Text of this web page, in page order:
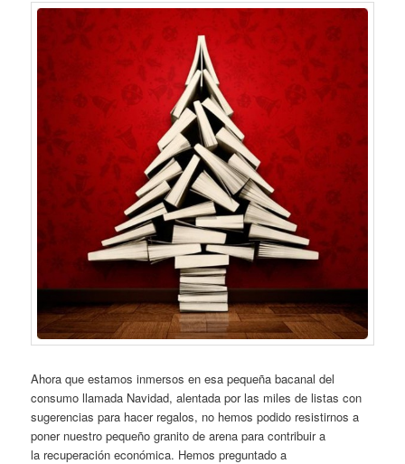
Ahora que estamos inmersos en esa pequeña bacanal del
consumo llamada Navidad, alentada por las miles de listas con
sugerencias para hacer regalos, no hemos podido resistirnos a
poner nuestro pequeño granito de arena para contribuir a
la recuperación económica. Hemos preguntado a